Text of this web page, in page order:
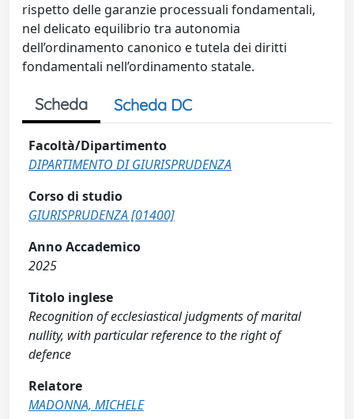
rispetto delle garanzie processuali fondamentali,
nel delicato equilibrio tra autonomia
dell’ordinamento canonico e tutela dei diritti
fondamentali nell’ordinamento statale.
Scheda Scheda DC
Facoltà/Dipartimento
DIPARTIMENTO DI GIURISPRUDENZA
Corso di studio
GIURISPRUDENZA [01400]
Anno Accademico
2025
Titolo inglese
Recognition of ecclesiastical judgments of marital
nullity, with particular reference to the right of
defence
Relatore
MADONNA, MICHELE